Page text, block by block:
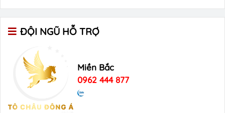
ĐỘI NGŨ HỖ TRỢ
Miền Bắc
0962 444 877